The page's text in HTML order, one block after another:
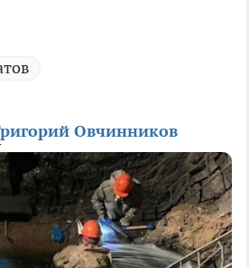
Овчинников